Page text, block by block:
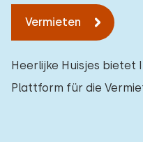
Vermieten
Heerlijke Huisjes bietet
Plattform für die